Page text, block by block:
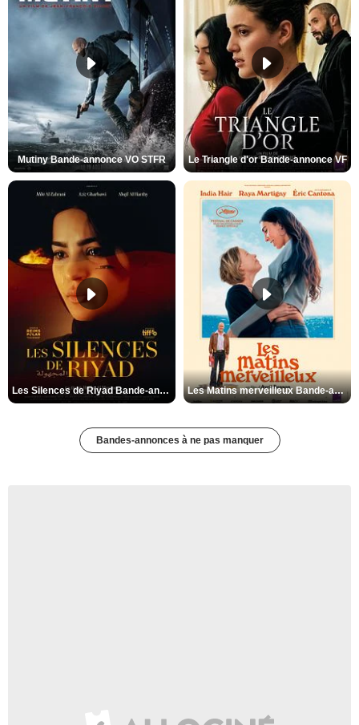
Mutiny Bande-annonce VO STFR Le Triangle d'or Bande-annonce VF
Les Silences de Riyad Bande-annonce VO STFR Les Matins merveilleux Bande-annonce VF
Bandes-annonces à ne pas manquer